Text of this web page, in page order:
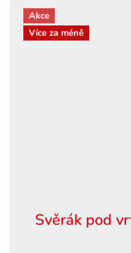
Akce
Více za méně
Svěrák pod